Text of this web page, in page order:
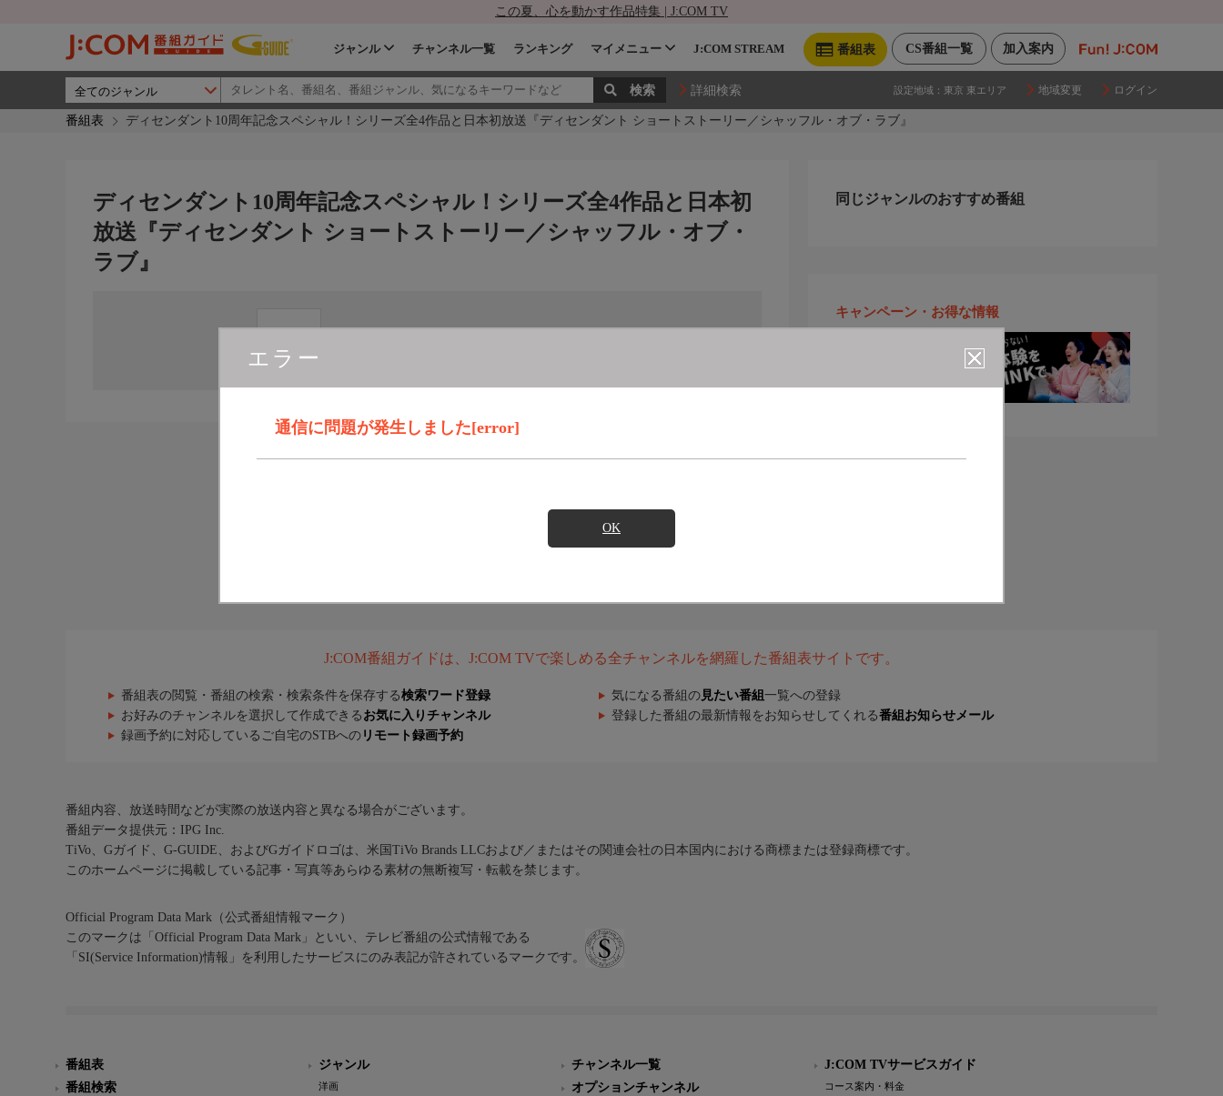
この夏、心を動かす作品特集 | J:COM TV
加入案内
CS番組一覧
番組表
ジャンル チャンネル一覧 ランキング マイメニュー J:COM STREAM
詳細検索 設定地域： 東京 東エリア 地域変更 ログイン
番組表 ディセンダント10周年記念スペシャル！シリーズ全4作品と日本初放送『ディセンダント ショートストーリー／シャッフル・オブ・ラブ』
エラー
通信に問題が発生しました[error]
OK
ディセンダント10周年記念スペシャル！シリーズ全4作品と日本初
放送『ディセンダント ショートストーリー／シャッフル・オブ・
ラブ』
同じジャンルのおすすめ番組
キャンペーン・お得な情報
J:COM番組ガイドは、J:COM TVで楽しめる全チャンネルを網羅した番組表サイトです。
番組表の閲覧・番組の検索・検索条件を保存する検索ワード登録 気になる番組の 見たい番組 一覧への登録
お好みのチャンネルを選択して作成できる お気に入りチャンネル 登録した番組の最新情報をお知らせしてくれる番組お知らせメール
録画予約に対応しているご自宅のSTBへの リモート録画予約
番組内容、放送時間などが実際の放送内容と異なる場合がございます。
番組データ提供元：IPG Inc.
TiVo、Gガイド、G-GUIDE、およびGガイドロゴは、米国TiVo Brands LLCおよび／またはその関連会社の日本国内における商標または登録商標です。
このホームページに掲載している記事・写真等あらゆる素材の無断複写・転載を禁じます。
Official Program Data Mark（公式番組情報マーク）
このマークは「Official Program Data Mark」といい、テレビ番組の公式情報である
「SI(Service Information)情報」を利用したサービスにのみ表記が許されているマークです。
番組表
番組検索
ジャンル
洋画
チャンネル一覧
オプションチャンネル
J:COM TVサービスガイド
コース案内・料金